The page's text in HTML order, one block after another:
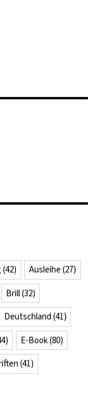
(42) Ausleihe (27)
Brill(32)
Deutschland (41)
E-Book(80)
(41)